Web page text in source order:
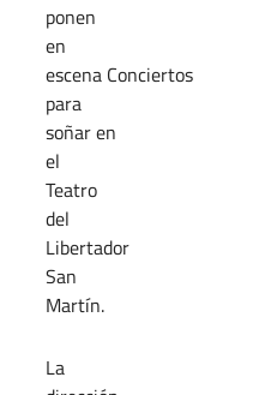
ponen
en
escena Conciertos
para
soñar en
el
Teatro
del
Libertador
San
Martín.
La